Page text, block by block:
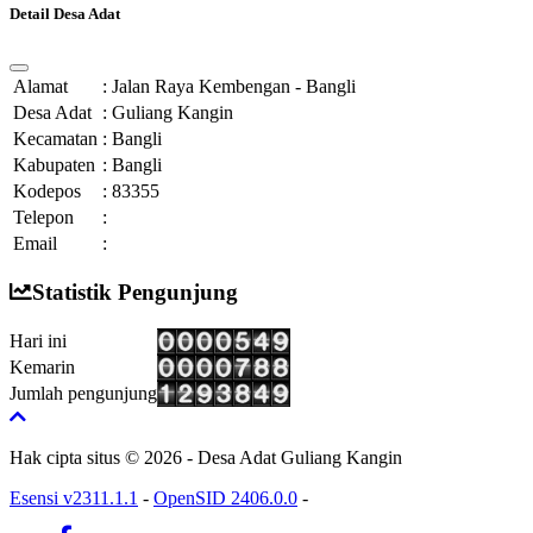
Detail Desa Adat
Alamat : Jalan Raya Kembengan - Bangli
Desa Adat : Guliang Kangin
Kecamatan : Bangli
Kabupaten : Bangli
Kodepos
: 83355
Telepon
:
Email
:
Statistik Pengunjung
Hari ini
Kemarin
Jumlah pengunjung
Hak cipta situs © 2026 - Desa Adat Guliang Kangin
Esensi v2311.1.1 - OpenSID 2406.0.0 -